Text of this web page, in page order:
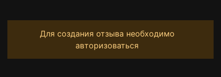
Для создания отзыва необходимо
авторизоваться